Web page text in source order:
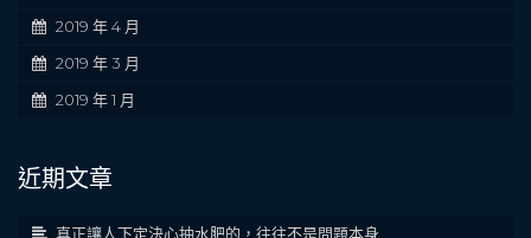
2019 年 4 月
2019 年 3 月
2019 年 1 月
近期文章
真正讓人下定決心抽水肥的，往往不是問題本身